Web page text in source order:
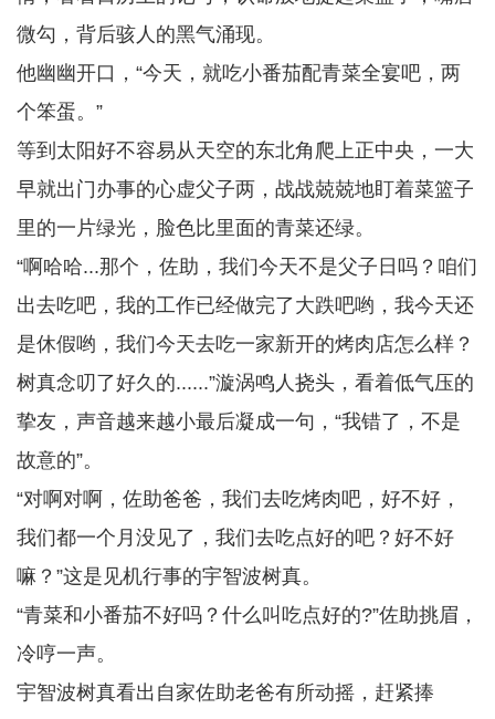
微勾，背后骇人的黑气涌现。
他幽幽开口，“今天，就吃小番茄配青菜全宴吧，两
个笨蛋。”
等到太阳好不容易从天空的东北角爬上正中央，一大
早就出门办事的心虚父子两，战战兢兢地盯着菜篮子
里的一片绿光，脸色比里面的青菜还绿。
“啊哈哈...那个，佐助，我们今天不是父子日吗？咱们
出去吃吧，我的工作已经做完了大跌吧哟，我今天还
是休假哟，我们今天去吃一家新开的烤肉店怎么样？
树真念叨了好久的......”漩涡鸣人挠头，看着低气压的
挚友，声音越来越小最后凝成一句，“我错了，不是
故意的”。
“对啊对啊，佐助爸爸，我们去吃烤肉吧，好不好，
我们都一个月没见了，我们去吃点好的吧？好不好
嘛？”这是见机行事的宇智波树真。
“青菜和小番茄不好吗？什么叫吃点好的?”佐助挑眉，
冷哼一声。
宇智波树真看出自家佐助老爸有所动摇，赶紧捧